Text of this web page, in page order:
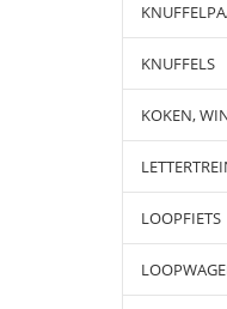
KNUFFELS
KOKEN,
LOOPFIETS